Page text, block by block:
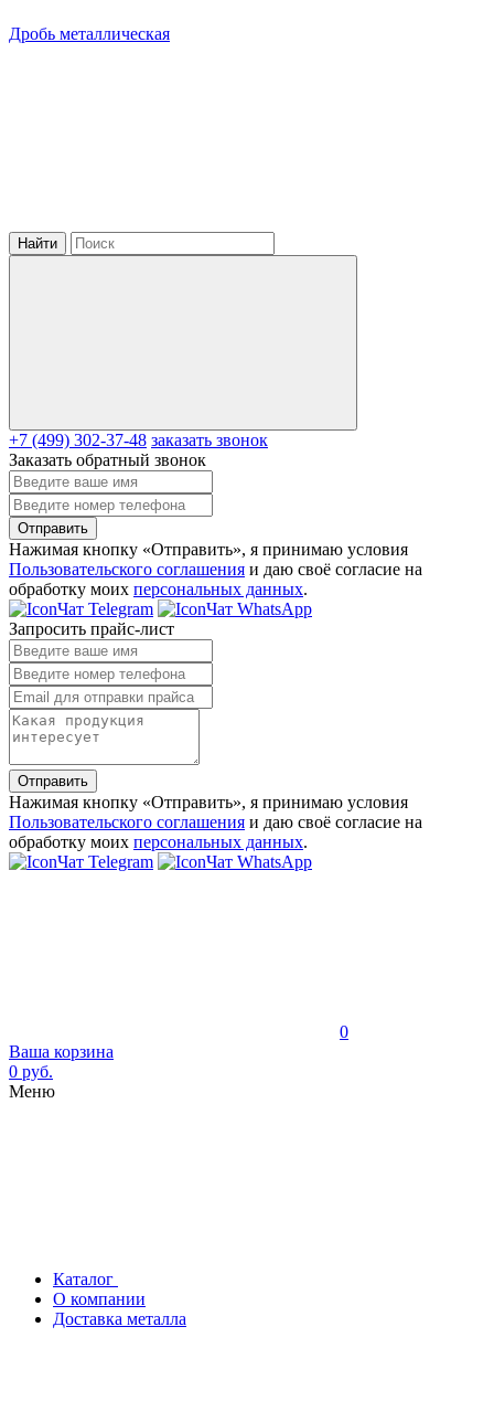
Дробь металлическая
Найти
+7 (499) 302-37-48 заказать звонок
Заказать обратный звонок
Отправить
Нажимая кнопку «Отправить», я принимаю условия
Пользовательского соглашения и даю своё согласие на
обработку моих персональных данных.
Чат Telegram
Чат WhatsApp
Запросить прайс-лист
Отправить
Нажимая кнопку «Отправить», я принимаю условия
Пользовательского соглашения и даю своё согласие на
обработку моих персональных данных.
Чат Telegram
Чат WhatsApp
0
Ваша корзина
0 руб.
Меню
Каталог
О компании
Доставка металла